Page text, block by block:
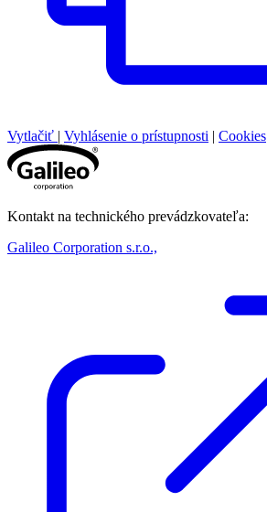
Vytlačiť | Vyhlásenie o prístupnosti | Cookies
Kontakt na technického prevádzkovateľa:
Galileo Corporation s.r.o.,